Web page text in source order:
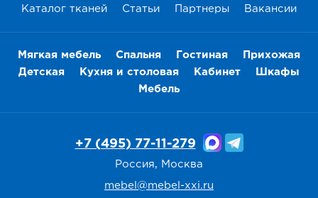
Каталог тканей
Статьи Партнеры Вакансии
Мягкая мебель Спальня Гостиная
Прихожая
Детская
Кухня и столовая Кабинет
Шкафы
Мебель
+7 (495) 77-11-279
Россия, Москва
mebel@mebel-xxi.ru